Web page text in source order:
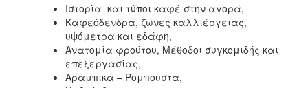
Ιστορία και τύποι καφέ στην αγορά,
Καφεόδενδρα, ζώνες καλλιέργειας,
υψόμετρα και εδάφη,
Ανατομία φρούτου, Μέθοδοι συγκομιδής και
επεξεργασίας,
Αραμπικα – Ρομπουστα,